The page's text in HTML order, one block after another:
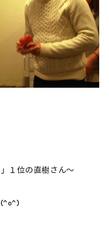
１位の直樹さん～